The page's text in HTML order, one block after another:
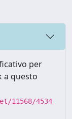
per
a questo
11568/4534